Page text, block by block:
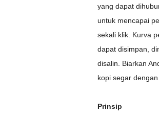
yang dapat
untuk mencapai
sekali klik. Kurva
dapat disimpan,
disalin. Biarkan
kopi segar dengan
Prinsip